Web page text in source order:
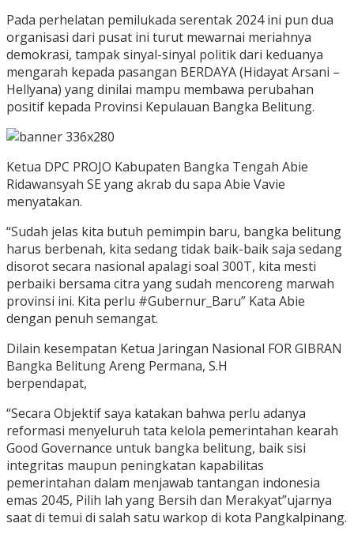
Pada perhelatan pemilukada serentak 2024 ini pun dua
organisasi dari pusat ini turut mewarnai meriahnya
demokrasi, tampak sinyal-sinyal politik dari keduanya
mengarah kepada pasangan BERDAYA (Hidayat Arsani –
Hellyana) yang dinilai mampu membawa perubahan
positif kepada Provinsi Kepulauan Bangka Belitung.
Ketua DPC PROJO Kabupaten Bangka Tengah Abie
Ridawansyah SE yang akrab du sapa Abie Vavie
menyatakan.
“Sudah jelas kita butuh pemimpin baru, bangka belitung
harus berbenah, kita sedang tidak baik-baik saja sedang
disorot secara nasional apalagi soal 300T, kita mesti
perbaiki bersama citra yang sudah mencoreng marwah
provinsi ini. Kita perlu #Gubernur_Baru” Kata Abie
dengan penuh semangat.
Dilain kesempatan Ketua Jaringan Nasional FOR GIBRAN
Bangka Belitung Areng Permana, S.H
berpendapat,
“Secara Objektif saya katakan bahwa perlu adanya
reformasi menyeluruh tata kelola pemerintahan kearah
Good Governance untuk bangka belitung, baik sisi
integritas maupun peningkatan kapabilitas
pemerintahan dalam menjawab tantangan indonesia
emas 2045, Pilih lah yang Bersih dan Merakyat”ujarnya
saat di temui di salah satu warkop di kota Pangkalpinang.